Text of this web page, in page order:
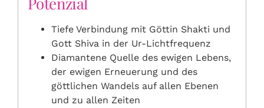
Tiefe Verbindung mit Göttin Shakti und
Gott Shiva in der Ur-Lichtfrequenz
Diamantene Quelle des ewigen Lebens,
der ewigen Erneuerung und des
göttlichen Wandels auf allen Ebenen
und zu allen Zeiten